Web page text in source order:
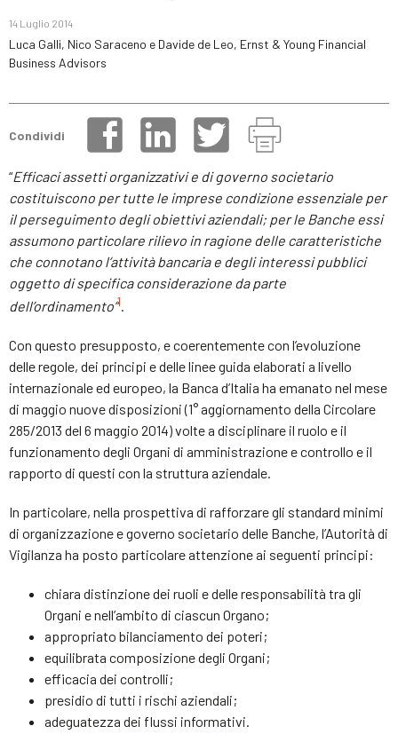
14 Luglio 2014
Luca Galli, Nico Saraceno e Davide de Leo, Ernst & Young Financial
Business Advisors
Condividi
“Efficaci assettiorganizzativi e di governo societario
costituiscono per tutte le imprese condizione essenziale per
il perseguimento degli obiettivi aziendali; per le Banche essi
assumono particolare rilievo in ragione delle caratteristiche
che connotano l’attività bancaria e degli interessi pubblici
oggetto di specifica considerazione da parte
dell’ordinamento”1.
Con questo presupposto, e coerentemente con l’evoluzione
delle regole, dei principi e delle linee guida elaborati a livello
internazionale ed europeo, la Banca d’Italia ha emanato nel mese
di maggio nuove disposizioni (1° aggiornamento della Circolare
285/2013 del 6 maggio 2014) volte a disciplinare il ruolo e il
funzionamento degli Organi di amministrazione e controllo e il
rapporto di questi con la struttura aziendale.
In particolare, nella prospettiva di rafforzare gli standard minimi
di organizzazione e governo societario delle Banche, l’Autorità di
Vigilanza ha posto particolare attenzione ai seguenti principi:
chiara distinzione dei ruoli e delle responsabilità tra gli
Organi e nell’ambito di ciascun Organo;
appropriato bilanciamento dei poteri;
equilibrata composizione degli Organi;
efficacia dei controlli;
presidio di tutti i rischi aziendali;
adeguatezza dei flussi informativi.